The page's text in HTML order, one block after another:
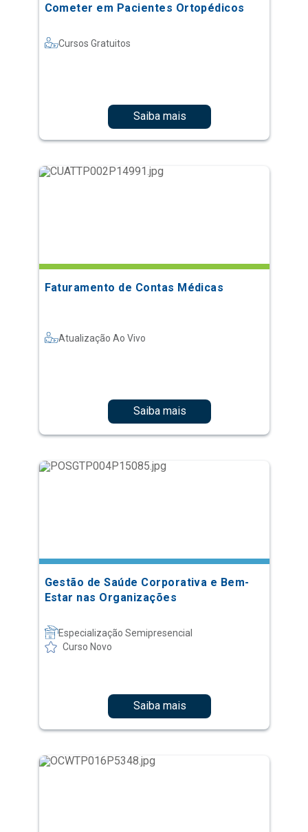
Cometer em Pacientes Ortopédicos
Cursos Gratuitos
Saiba mais
Faturamento de Contas Médicas
Atualização Ao Vivo
Saiba mais
Gestão de Saúde Corporativa e Bem-
Estar nas Organizações
Especialização Semipresencial
Curso Novo
Saiba mais